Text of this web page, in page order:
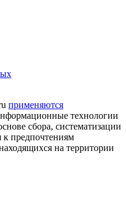
применяются
технологии
сбора, систематизации
к предпочтениям
на территории